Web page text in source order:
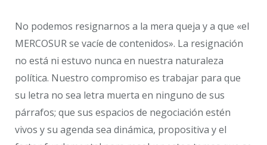
No podemos resignarnos a la mera queja y a que «el
MERCOSUR se vacíe de contenidos». La resignación
no está ni estuvo nunca en nuestra naturaleza
política. Nuestro compromiso es trabajar para que
su letra no sea letra muerta en ninguno de sus
párrafos; que sus espacios de negociación estén
vivos y su agenda sea dinámica, propositiva y el